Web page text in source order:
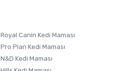
Royal Canin Kedi Maması
Pro Plan Kedi Maması
N&D Kedi Maması